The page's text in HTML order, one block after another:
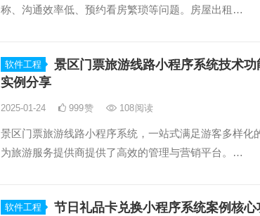
称、沟通效率低、预约看房繁琐等问题。房屋出租…
软件工程
景区门票旅游线路小程序系统技术
实例分享
2025-01-24 999赞 108阅读
景区门票旅游线路小程序系统，一站式满足游客多样化
为旅游服务提供商提供了高效的管理与营销平台。…
软件工程
节日礼品卡兑换小程序系统案例核